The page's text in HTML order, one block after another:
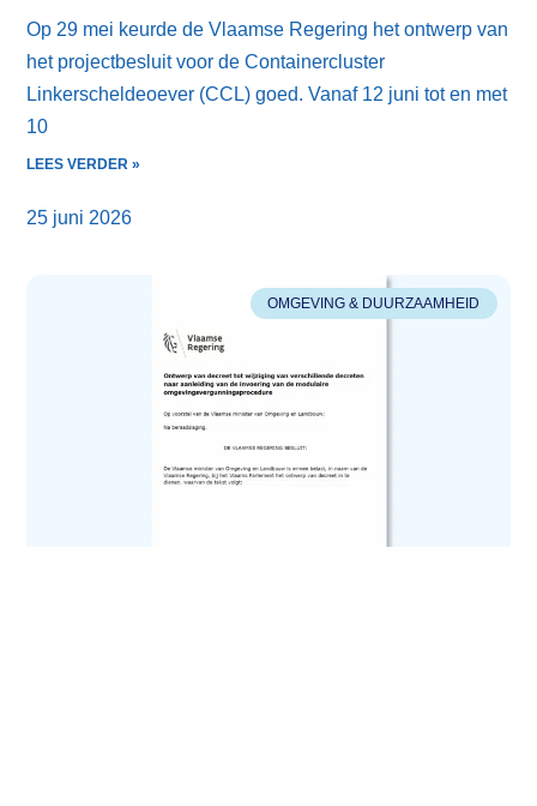
Op 29 mei keurde de Vlaamse Regering het ontwerp van
het projectbesluit voor de Containercluster
Linkerscheldeoever (CCL) goed. Vanaf 12 juni tot en met
10
LEES VERDER »
25 juni 2026
OMGEVING & DUURZAAMHEID